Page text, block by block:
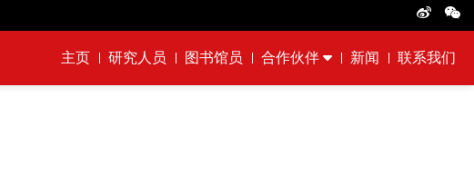
主页 研究人员 图书馆员 合作伙伴 新闻 联系我们